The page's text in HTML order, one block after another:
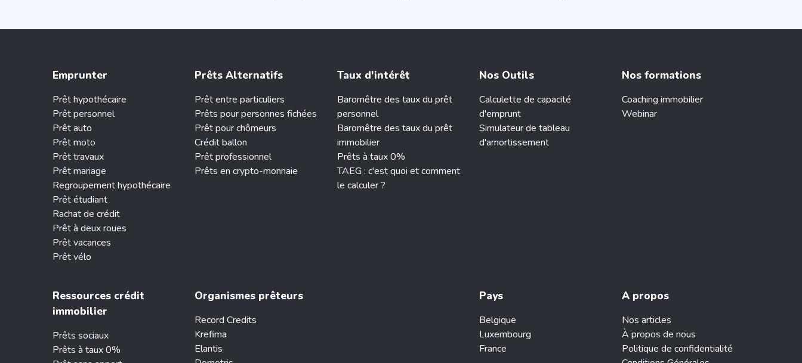
Emprunter
Prêt hypothécaire
Prêt personnel
Prêt auto
Prêt moto
Prêt travaux
Prêt mariage
Regroupement hypothécaire
Prêt étudiant
Rachat de crédit
Prêt à deux roues
Prêt vacances
Prêt vélo
Prêts Alternatifs
Prêt entre particuliers
Prêts pour personnes fichées
Prêt pour chômeurs
Crédit ballon
Prêt professionnel
Prêts en crypto-monnaie
Taux d'intérêt
Baromêtre des taux du prêt
personnel
Baromêtre des taux du prêt
immobilier
Prêts à taux 0%
TAEG : c'est quoi et comment
le calculer ?
Nos Outils
Calculette de capacité
d'emprunt
Simulateur de tableau
d'amortissement
Nos formations
Coaching immobilier
Webinar
Ressources crédit
immobilier
Prêts sociaux
Prêts à taux 0%
Organismes prêteurs
Record Credits
Krefima
Elantis
Pays
Belgique
Luxembourg
France
A propos
Nos articles
À propos de nous
Politique de confidentialité